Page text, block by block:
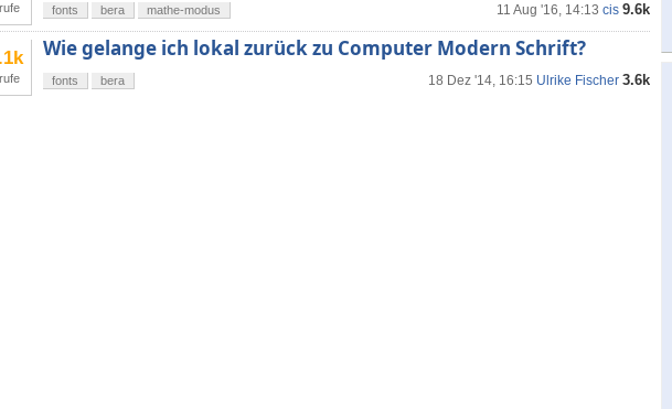
11 Aug '16, 14:13 cis 9.6k
fonts bera mathe-modus
Wie gelange ich lokal zurück zu Computer Modern Schrift?
18 Dez '14, 16:15 Ulrike Fischer 3.6k
fonts bera